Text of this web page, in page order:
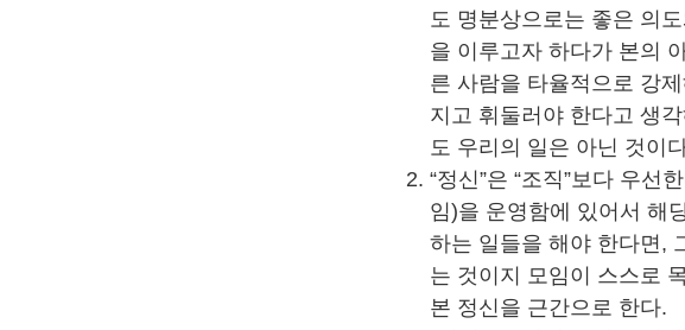
도 명분상으로는 좋은 의
을 이루고자 하다가 본의
른 사람을 타율적으로 강
지고 휘둘러야 한다고 생
도 우리의 일은 아닌 것이
“정신”은 “조직”보다 우선
임)을 운영함에 있어서 해
하는 일들을 해야 한다면,
는 것이지 모임이 스스로
본 정신을 근간으로 한다.